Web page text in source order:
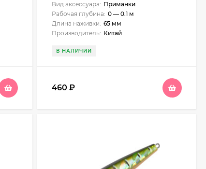
Вид аксессуара: Приманки
Рабочая глубина: 0 — 0.1 м
Длина наживки: 65 мм
Производитель: Китай
В НАЛИЧИИ
460 ₽